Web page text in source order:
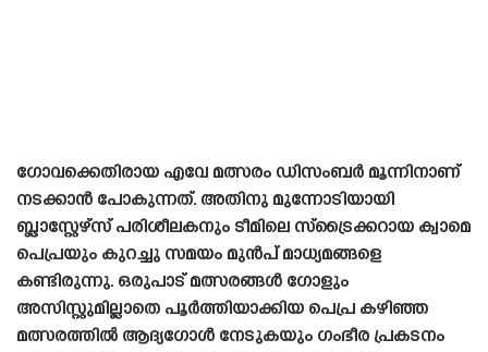
ഗോവക്കെതിരായ എവേ മത്സരം ഡിസംബർ മൂന്നിനാണ്
നടക്കാൻ പോകുന്നത്. അതിനു മുന്നോടിയായി
ബ്ലാസ്റ്റേഴ്‌സ് പരിശീലകനും ടീമിലെ സ്‌ട്രൈക്കറായ ക്വാമെ
പെപ്രയും കുറച്ചു സമയം മുൻപ് മാധ്യമങ്ങളെ
കണ്ടിരുന്നു. ഒരുപാട് മത്സരങ്ങൾ ഗോളും
അസിസ്റ്റുമില്ലാതെ പൂർത്തിയാക്കിയ പെപ്ര കഴിഞ്ഞ
മത്സരത്തിൽ ആദ്യഗോൾ നേടുകയും ഗംഭീര പ്രകടനം